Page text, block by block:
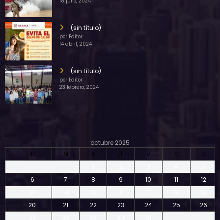
(sin título)
por Editor
14 abril, 2024
(sin título)
por Editor
23 febrero, 2024
octubre 2025
L
M X J V S
D
6
7 8 9 10 11
12
20
21 22 23 24 25
26